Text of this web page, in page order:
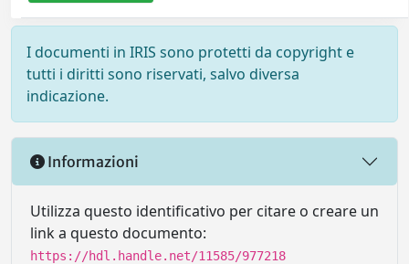
I documenti in IRIS sono protetti da copyright e
tutti i diritti sono riservati, salvo diversa
indicazione.
Informazioni
Utilizza questo identificativo per citare o creare un
link a questo documento:
https://hdl.handle.net/11585/977218